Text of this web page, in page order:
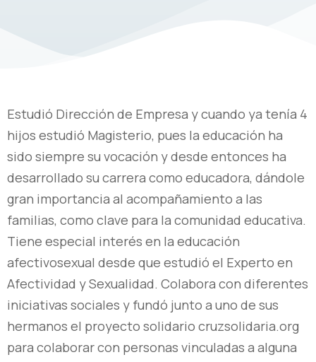
Estudió Dirección de Empresa y cuando ya tenía 4
hijos estudió Magisterio, pues la educación ha
sido siempre su vocación y desde entonces ha
desarrollado su carrera como educadora, dándole
gran importancia al acompañamiento a las
familias, como clave para la comunidad educativa.
Tiene especial interés en la educación
afectivosexual desde que estudió el Experto en
Afectividad y Sexualidad. Colabora con diferentes
iniciativas sociales y fundó junto a uno de sus
hermanos el proyecto solidario cruzsolidaria.org
para colaborar con personas vinculadas a alguna